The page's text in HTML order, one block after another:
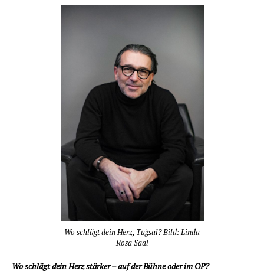
Wo schlägt dein Herz, Tuğ­sal? Bild: Lin­da
Rosa Saal
Wo schlägt dein Herz stär­ker – auf der Büh­ne oder im OP?